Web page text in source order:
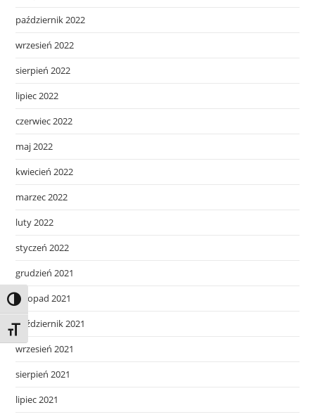
Toggle High Contrast
Toggle Font size
październik 2022
wrzesień 2022
sierpień 2022
lipiec 2022
czerwiec 2022
maj 2022
kwiecień 2022
marzec 2022
luty 2022
styczeń 2022
grudzień 2021
listopad 2021
październik 2021
wrzesień 2021
sierpień 2021
lipiec 2021